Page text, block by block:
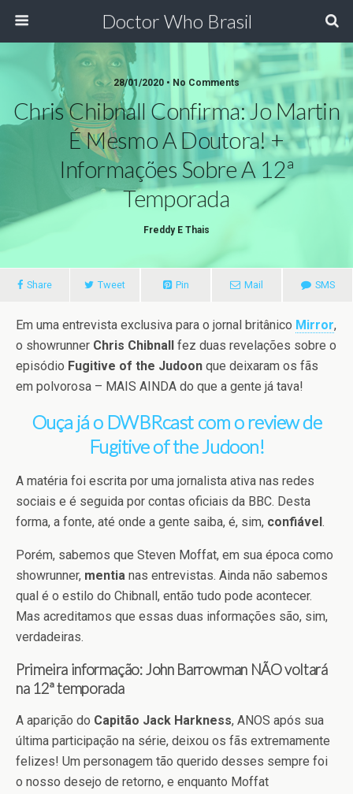
Doctor Who Brasil
28/01/2020 • No Comments
Chris Chibnall Confirma: Jo Martin
É Mesmo A Doutora! +
Informações Sobre A 12ª
Temporada
Freddy E Thais
Share Tweet Pin Mail SMS
Em uma entrevista exclusiva para o jornal britânico Mirror,
o showrunner Chris Chibnall fez duas revelações sobre o
episódio Fugitive of the Judoon que deixaram os fãs
em polvorosa – MAIS AINDA do que a gente já tava!
Ouça já o DWBRcast com o review de
Fugitive of the Judoon!
A matéria foi escrita por uma jornalista ativa nas redes
sociais e é seguida por contas oficiais da BBC. Desta
forma, a fonte, até onde a gente saiba, é, sim, confiável.
Porém, sabemos que Steven Moffat, em sua época como
showrunner, mentia nas entrevistas. Ainda não sabemos
qual é o estilo do Chibnall, então tudo pode acontecer.
Mas acreditamos que essas duas informações são, sim,
verdadeiras.
Primeira informação: John Barrowman NÃO voltará
na 12ª temporada
A aparição do Capitão Jack Harkness, ANOS após sua
última participação na série, deixou os fãs extremamente
felizes! Um personagem tão querido desses sempre foi
o nosso desejo de retorno, e enquanto Moffat